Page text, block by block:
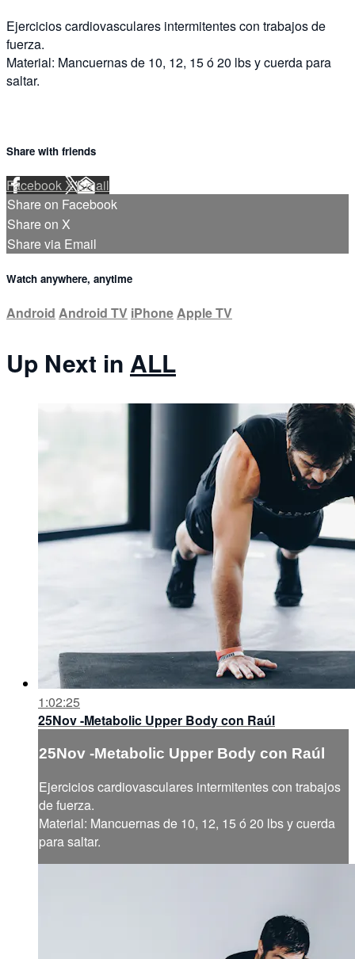
Ejercicios cardiovasculares intermitentes con trabajos de
fuerza.
Material: Mancuernas de 10, 12, 15 ó 20 lbs y cuerda para
saltar.
Share with friends
FacebookXEmail
Share on Facebook
Share on X
Share via Email
Watch anywhere, anytime
Android Android TV iPhoneApple TV
Up Next in ALL
1:02:25
25Nov -Metabolic Upper Body con Raúl
25Nov -Metabolic Upper Body con Raúl
Ejercicios cardiovasculares intermitentes con trabajos
de fuerza.
Material: Mancuernas de 10, 12, 15 ó 20 lbs y cuerda
para saltar.